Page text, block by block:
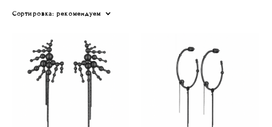
Сортировка: рекомендуем